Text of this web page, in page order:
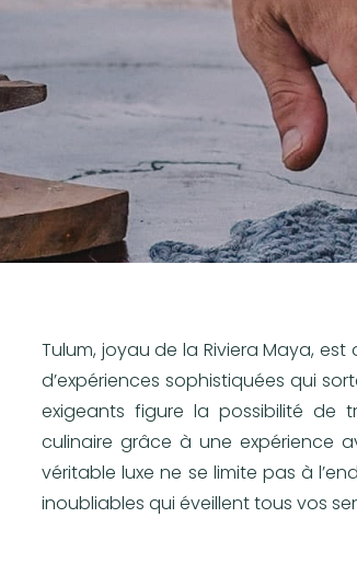
Tulum, joyau de la Riviera Maya,
d’expériences sophistiquées qui
exigeants figure la possibilité de
culinaire grâce à une expérience
véritable luxe ne se limite pas à
inoubliables qui éveillent tous vos